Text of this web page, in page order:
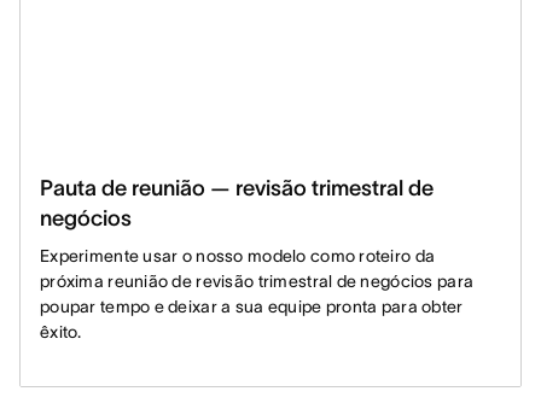
Pauta de reunião — revisão trimestral de
negócios
Experimente usar o nosso modelo como roteiro da
próxima reunião de revisão trimestral de negócios para
poupar tempo e deixar a sua equipe pronta para obter
êxito.